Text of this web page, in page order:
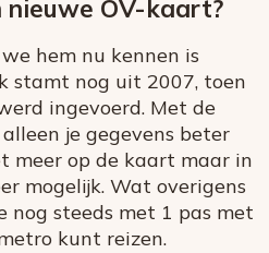
nieuwe OV-kaart?
hem nu kennen is
stamt nog uit 2007, toen
ingevoerd. Met de
je gegevens beter
meer op de kaart maar in
mogelijk. Wat overigens
steeds met 1 pas met
kunt reizen.